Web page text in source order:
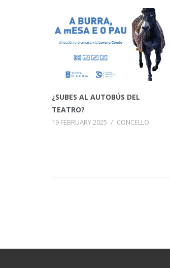
¿SUBES AL AUTOBÚS DEL
TEATRO?
19 FEBRUARY 2025 / CONCELLO